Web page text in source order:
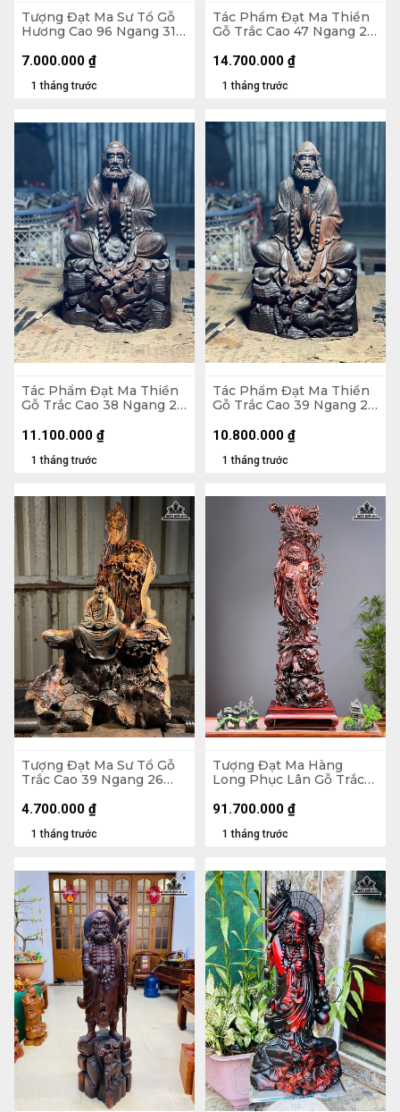
Tượng Đạt Ma Sư Tổ Gỗ
Hương Cao 96 Ngang 31
1 tháng trước
7.000.000 ₫
Tác Phẩm Đạt Ma Thiền
Gỗ Trắc Cao 47 Ngang 26
1 tháng trước
14.700.000 ₫
Tác Phẩm Đạt Ma Thiền
Gỗ Trắc Cao 38 Ngang 23
1 tháng trước
11.100.000 ₫
Tác Phẩm Đạt Ma Thiền
Gỗ Trắc Cao 39 Ngang 22
1 tháng trước
10.800.000 ₫
Tượng Đạt Ma Sư Tổ Gỗ
Trắc Cao 39 Ngang 26
1 tháng trước
4.700.000 ₫
Tượng Đạt Ma Hàng
Long Phục Lân Gỗ Trắc
(cm)
1 tháng trước
91.700.000 ₫